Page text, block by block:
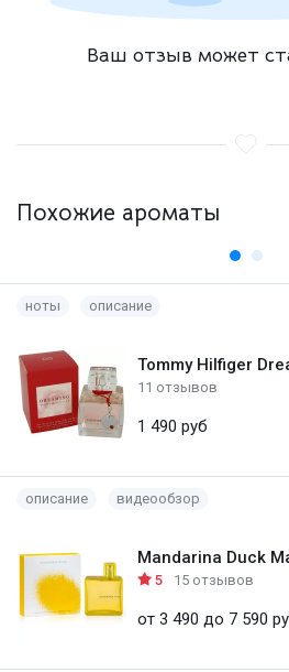
Ваш отзыв может
Похожие ароматы
ноты описание
Tommy Hilfiger
11 отзывов
1 490 руб
описание видеообзор
Mandarina Duck
5 15 отзывов
от 3 490 до 7 590